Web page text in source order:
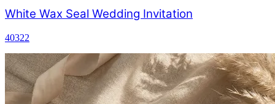
White Wax Seal Wedding Invitation
40322